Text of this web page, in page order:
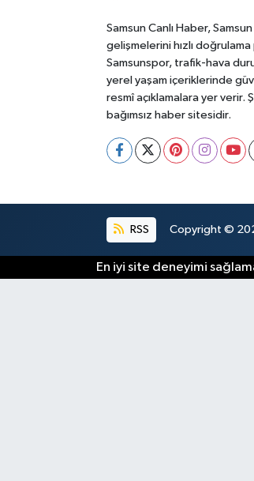
Samsun Canlı Haber,
gelişmelerini hızlı
Samsunspor, trafik-hava
yerel yaşam içeriklerinde
resmî açıklamalara yer verir.
bağımsız haber sitesidir.
RSS Copyright ©
En iyi site deneyimi